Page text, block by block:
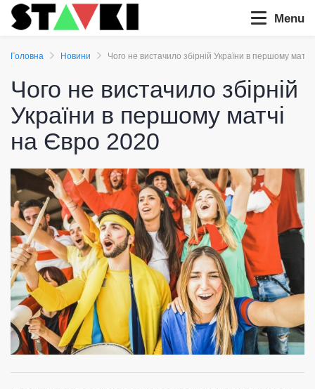
Menu
Головна Новини Чого не вистачило збірній України в першому
Чого не вистачило збірній
України в першому матчі
на Євро 2020